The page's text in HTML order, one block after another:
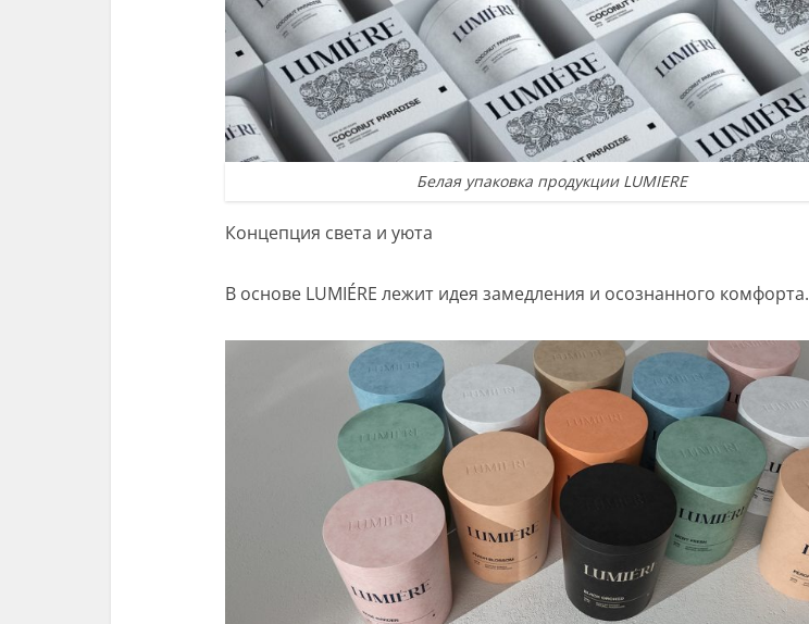
Белая упаковка продукции LUMIERE
Концепция света и уюта
В основе LUMIÉRE лежит идея замедления и осознанного комфорта.